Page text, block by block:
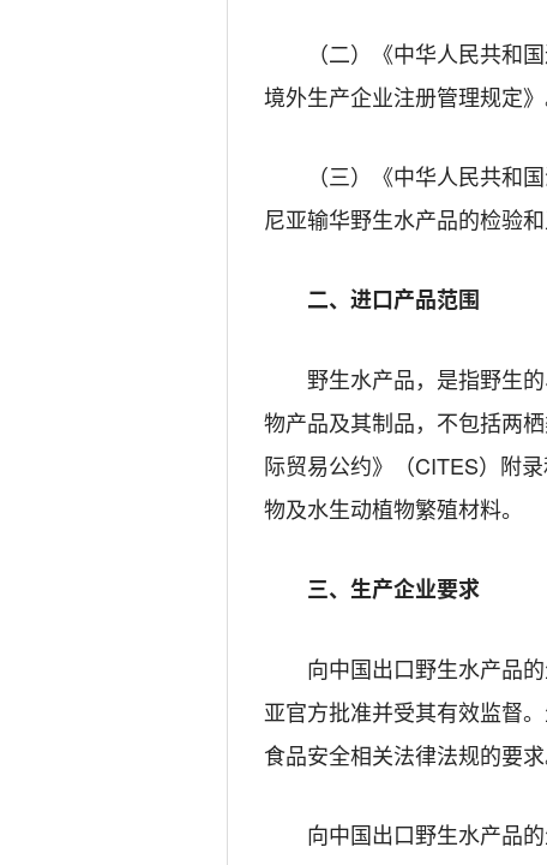
（二）《中华人民共和
境外生产企业注册管理规定》
（三）《中华人民共和
尼亚输华野生水产品的检验
二、进口产品范围
野生水产品，是指野生
物产品及其制品，不包括两
际贸易公约》（CITES）附
物及水生动植物繁殖材料。
三、生产企业要求
向中国出口野生水产品
亚官方批准并受其有效监督
食品安全相关法律法规的要求
向中国出口野生水产品